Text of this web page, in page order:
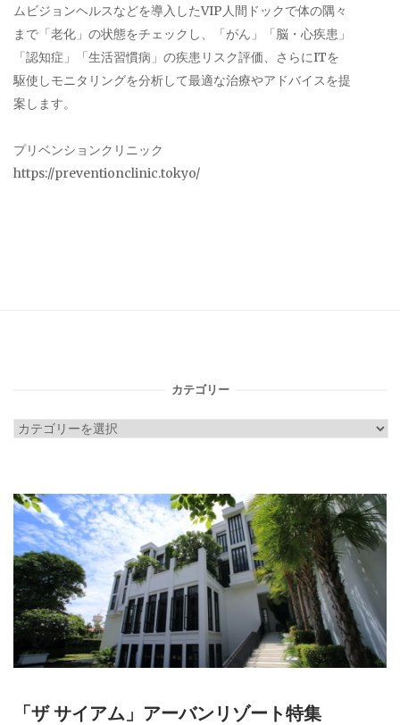
ムビジョンヘルスなどを導入したVIP人間ドックで体の隅々
まで「老化」の状態をチェックし、「がん」「脳・心疾患」
「認知症」「生活習慣病」の疾患リスク評価、さらにITを
駆使しモニタリングを分析して最適な治療やアドバイスを提
案します。
プリベンションクリニック
https://preventionclinic.tokyo/
カテゴリー
カ
リ
ー
「ザ サイアム」アーバンリゾート特集